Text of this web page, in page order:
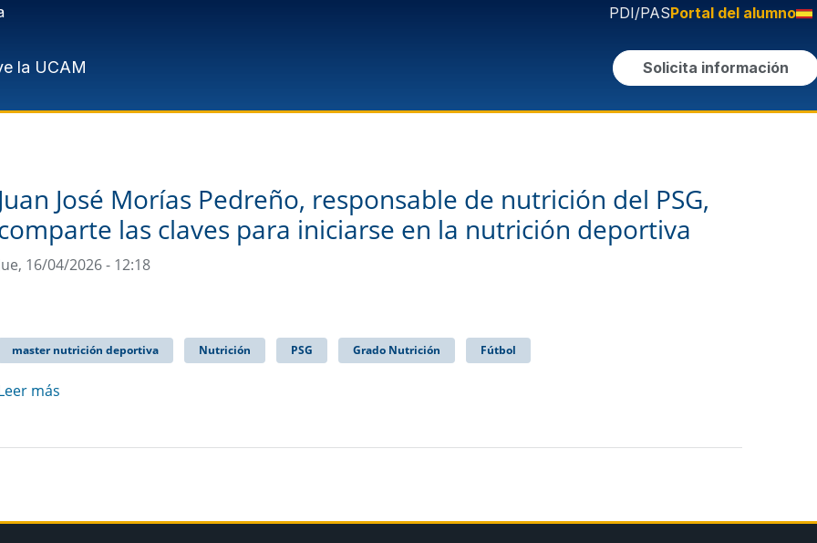
PDI/PASPortal del alumno
la UCAM Solicita información
Juan José Morías Pedreño, responsable de nutrición del PSG,
las claves para iniciarse en la nutrición deportiva
16/04/2026 - 12:18
master nutrición deportiva Nutrición PSG Grado Nutrición Fútbol
más